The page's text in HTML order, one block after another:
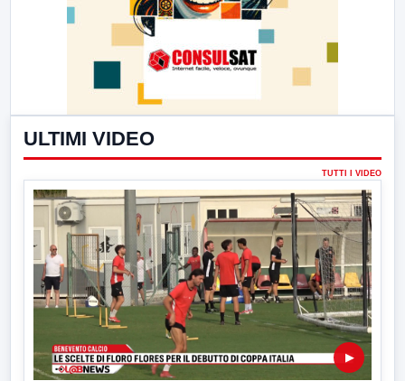
ULTIMI VIDEO
TUTTI I VIDEO
▶